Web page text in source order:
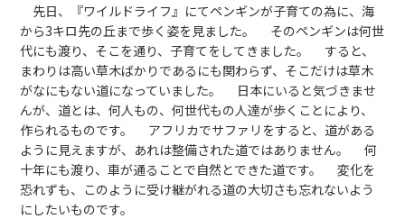
先日、『ワイルドライフ』にてペンギンが子育ての為に、海
から3キロ先の丘まで歩く姿を見ました。 そのペンギンは何世
代にも渡り、そこを通り、子育てをしてきました。 すると、
まわりは高い草木ばかりであるにも関わらず、そこだけは草木
がなにもない道になっていました。 日本にいると気づきませ
んが、道とは、何人もの、何世代もの人達が歩くことにより、
作られるものです。 アフリカでサファリをすると、道がある
ように見えますが、あれは整備された道ではありません。 何
十年にも渡り、車が通ることで自然とできた道です。 変化を
恐れずも、このように受け継がれる道の大切さも忘れないよう
にしたいものです。